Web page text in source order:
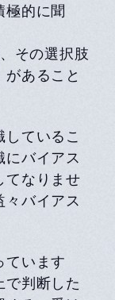
極的に聞
その選択肢
あること
しているこ
にバイアス
てなりませ
々バイアス
ています
で判断した